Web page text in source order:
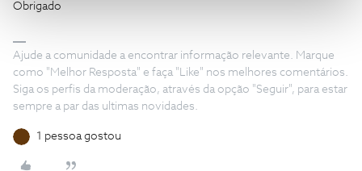
Obrigado
Ajude a comunidade a encontrar informação relevante. Marque
como "Melhor Resposta" e faça "Like" nos melhores comentários.
Siga os perfis da moderação, através da opção "Seguir", para estar
sempre a par das ultimas novidades.
1 pessoa gostou